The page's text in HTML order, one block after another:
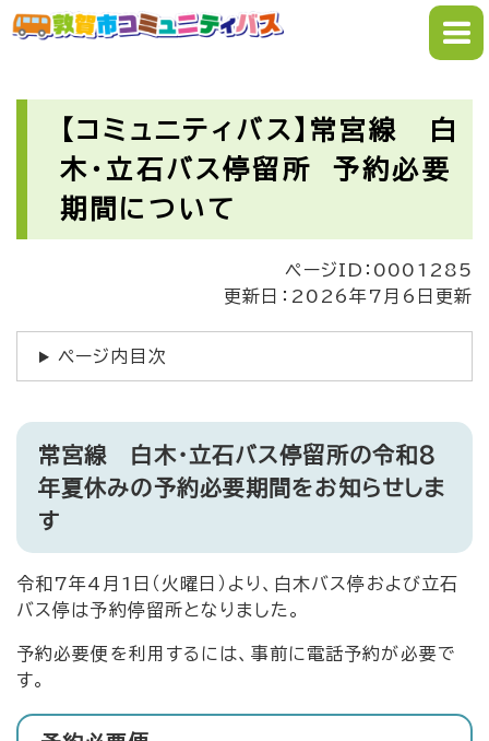
ペ
ー
メニューを飛ばして本文へ
【コミュニティバス】常宮線 白
木・立石バス停留所 予約必要
期間について
ページID：0001285
更新日：2026年7月6日更新
ページ内目次
常宮線 白木・立石バス停留所の令和8
年夏休みの予約必要期間をお知らせしま
す
令和7年4月1日（火曜日）より、白木バス停および立石
バス停は予約停留所となりました。
予約必要便を利用するには、事前に電話予約が必要で
す。